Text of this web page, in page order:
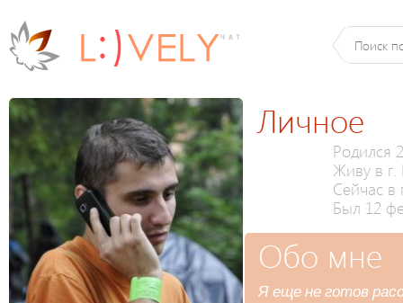
Личное
Родился
Живу в г.
Сейчас в
Был 12
Обо мне
Я еще не готов